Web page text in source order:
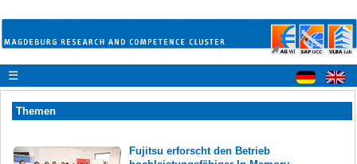
☰
Themen
Fujitsu erforscht den Betrieb